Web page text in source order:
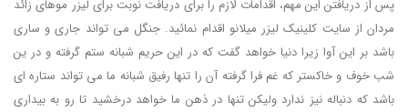
پس از دریافتن این مهم، اقدامات لازم را برای دریافت نوبت برای لیزر موهای زائد
مردان از سایت کلینیک لیزر میلانو اقدام نمائید. جنگل می تواند جاری و ساری
باشد بر این آوا زیرا دنیا خواهد گفت که در این حریم شبانه ستم گرفته و در ین
شب خوف و خاکستر که غم فرا گرفته آن را تنها رفیق شبانه ما می تواند ستاره ای
باشد که دنباله نیز ندارد ولیکن تنها در ذهن ما خواهد درخشید تا رو به بیداری